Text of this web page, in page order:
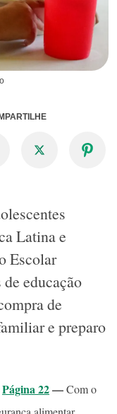
Latina e
Escolar
educação
de
e preparo
Página 22—Com o